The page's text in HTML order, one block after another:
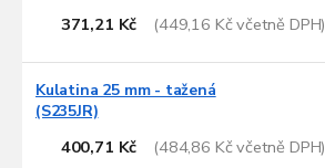
371,21 Kč (449,16 Kč včetně DPH)
Kulatina 25 mm - tažená
(S235JR)
400,71 Kč (484,86 Kč včetně DPH)